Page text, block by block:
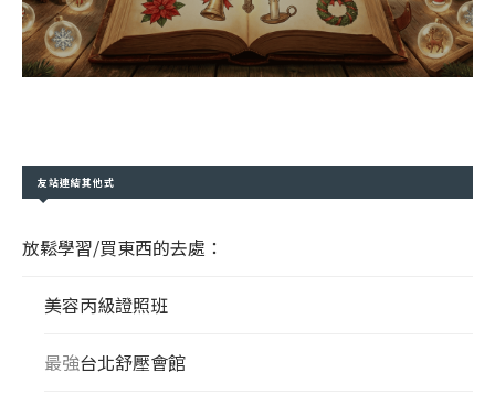
友站連結其他式
放鬆學習/買東西的去處：
美容丙級證照班
最強台北舒壓會館